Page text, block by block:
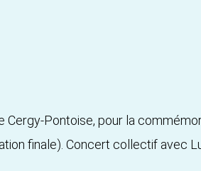
Pontoise, pour la
finale). Concert collectif avec